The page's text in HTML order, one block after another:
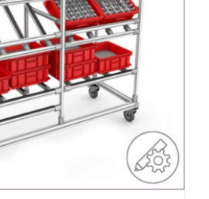
hecho con tubos
perfilados